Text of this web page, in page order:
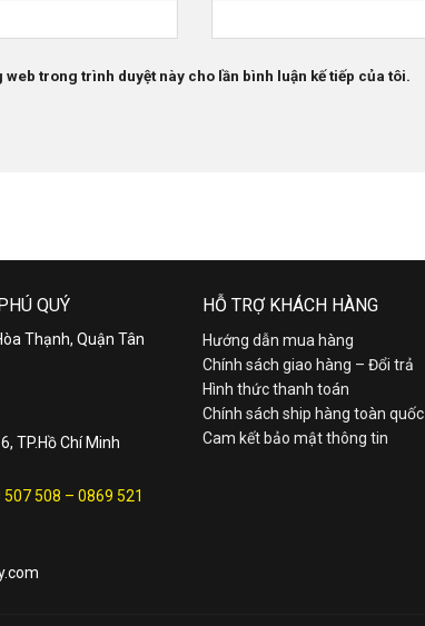
trong trình duyệt này cho lần bình luận kế tiếp của tôi.
QUÝ
Thạnh, Quận Tân
TP.Hồ Chí Minh
507 508 – 0869 521
HỖ TRỢ KHÁCH HÀNG
Hướng dẫn mua hàng
Chính sách giao hàng – Đổi trả
Hình thức thanh toán
Chính sách ship hàng toàn quốc
Cam kết bảo mật thông tin